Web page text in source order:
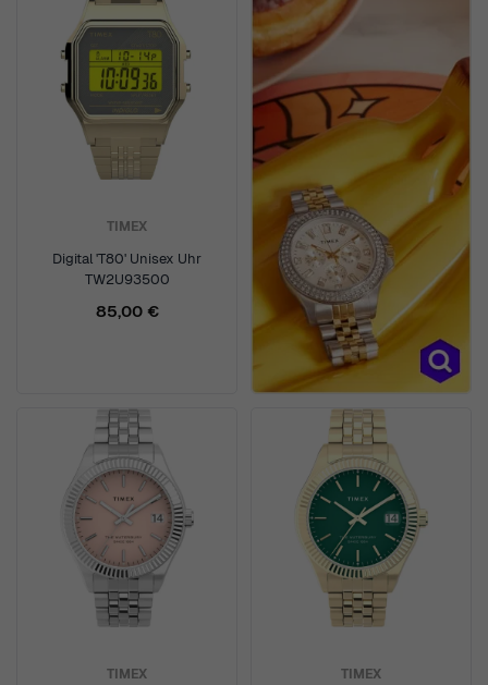
TIMEX
Digital 'T80' Unisex Uhr
TW2U93500
85,00 €
TIMEX TIMEX